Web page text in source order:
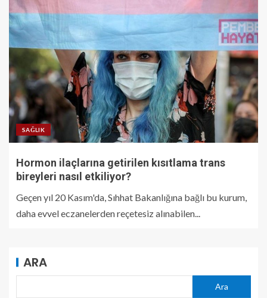
SAĞLIK
Hormon ilaçlarına getirilen kısıtlama trans
bireyleri nasıl etkiliyor?
Geçen yıl 20 Kasım'da, Sıhhat Bakanlığına bağlı bu kurum,
daha evvel eczanelerden reçetesiz alınabilen...
ARA
Ara